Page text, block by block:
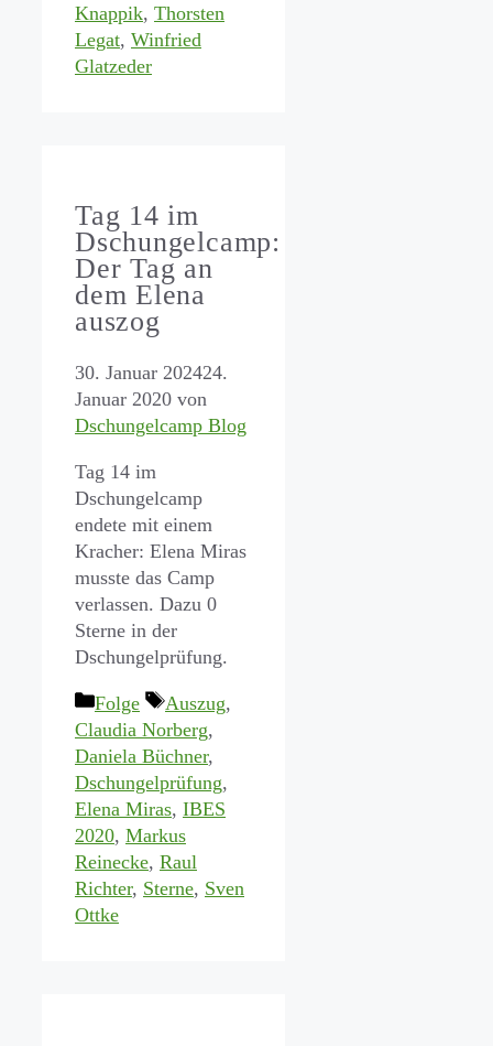
Knappik, Thorsten
Legat, Winfried
Glatzeder
Tag 14 im
Dschungelcamp:
Der Tag an
dem Elena
auszog
30. Januar 202424.
Januar 2020 von
Dschungelcamp Blog
Tag 14 im
Dschungelcamp
endete mit einem
Kracher: Elena Miras
musste das Camp
verlassen. Dazu 0
Sterne in der
Dschungelprüfung.
Kategorien
Folge Schlagwörter
Auszug,
Claudia Norberg,
Daniela Büchner,
Dschungelprüfung,
Elena Miras, IBES
2020, Markus
Reinecke, Raul
Richter, Sterne, Sven
Ottke